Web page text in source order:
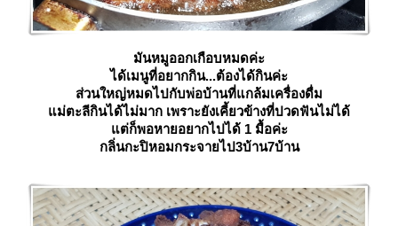
มันหมูออกเกือบหมดค่ะ
ได้เมนูที่อยากกิน...ต้องได้กินค่ะ
ส่วนใหญ่หมดไปกับพ่อบ้านที่แกล้มเครื่องดื่ม
ม่ตะลีกินได้ไม่มาก เพราะยังเคี้ยวข้างที่ปวดฟันไม่ได้
ต่ก็พอหายอยากไปได้ 1 มื้อค่ะ
กลิ่นกะปิหอมกระจายไป3บ้าน7บ้าน